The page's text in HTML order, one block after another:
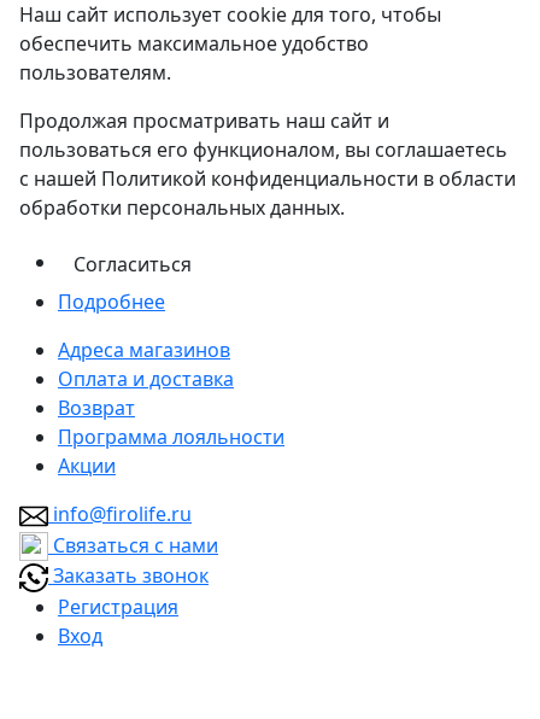
Наш сайт использует cookie для того, чтобы
обеспечить максимальное удобство
пользователям.
Продолжая просматривать наш сайт и
пользоваться его функционалом, вы соглашаетесь
с нашей Политикой конфиденциальности в области
обработки персональных данных.
Согласиться
Подробнее
Адреса магазинов
Оплата и доставка
Возврат
Программа лояльности
Акции
info@firolife.ru
Связаться с нами
Заказать звонок
Регистрация
Вход